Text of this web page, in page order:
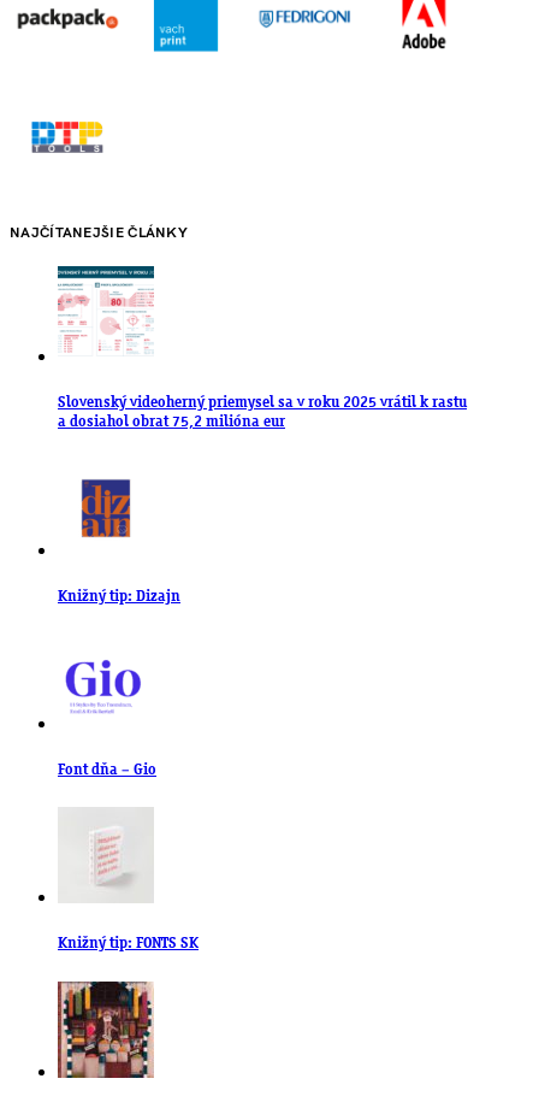
NAJČÍTANEJŠIE ČLÁNKY
Slovenský videoherný priemysel sa v roku 2025 vrátil k rastu
a dosiahol obrat 75,2 milióna eur
Knižný tip: Dizajn
Font dňa – Gio
Knižný tip: FONTS SK